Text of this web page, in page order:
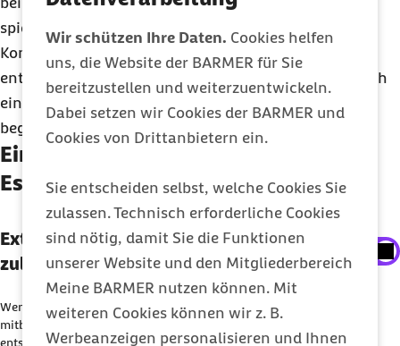
Wir schützen Ihre Daten. Cookies helfen
uns, die Website der BARMER für Sie
bereitzustellen und weiterzuentwickeln.
Dabei setzen wir Cookies der BARMER und
Cookies von Drittanbietern ein.
Sie entscheiden selbst, welche Cookies Sie
zulassen. Technisch erforderliche Cookies
sind nötig, damit Sie die Funktionen
unserer Website und den Mitgliederbereich
Meine BARMER nutzen können. Mit
weiteren Cookies können wir z. B.
Werbeanzeigen personalisieren und Ihnen
spielen. Mit diesem Hintergrundwissen lassen sich
Konflikte am Familientisch vermeiden oder
entschärfen und Sie verstehen besser, wie sich manch
eine Verhaltensweise Ihres Kindes am Esstisch
begründen lässt.
Einflussfaktoren kindlichen
Essverhaltens
Externe Inhalte der Youtube-Plattform anzeigen
Sie können an dieser Stelle einstellen, alle externe
Inhalte auf der Website anzeigen zu lassen.
Ich bin damit einverstanden, dass personenbezogene
Externe Inhalte der Youtube-Plattform
zulassen
Wenn Eltern die Einflüsse kennen, die das Essverhalten Ihrer Kinder
mitbestimmen, lassen sich Konflikte leichter vermeiden oder
entschärfen. Ein Transkript als PDF finden Sie hier .